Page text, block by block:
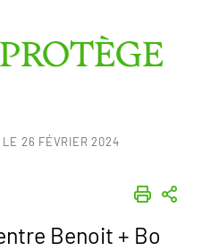
LE 26 FÉVRIER 2024
Benoit + Bo